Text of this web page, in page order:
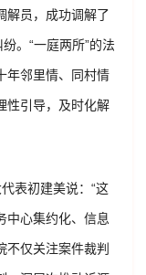
解员，成功调解了
。“一庭两所”的法
年邻里情、同村情
性引导，及时化解
表初建美说：“这
中心集约化、信息
不仅关注案件裁判